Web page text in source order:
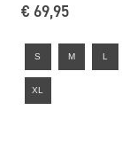
€ 69,95
S M L
XL